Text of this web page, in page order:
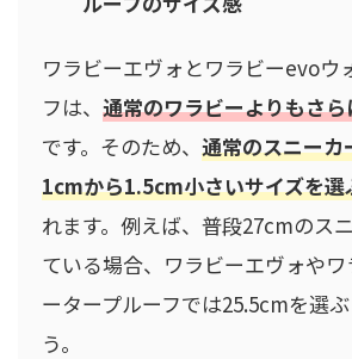
ワラビーエヴォとワラビーevoウ
フは、 通常のワラビーよりもさ
です。そのため、 通常のスニーカ
1cmから1.5cm小さいサイズを選
れます。例えば、普段27cmのス
ている場合、ワラビーエヴォや
ータープルーフでは25.5cmを選
う。